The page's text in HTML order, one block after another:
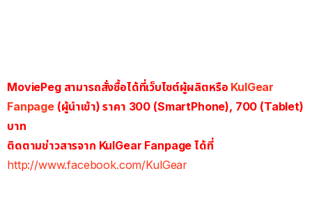
MoviePeg สามารถสั่งซื้อได้ที่เว็บไซต์ผู้ผลิตหรือ KulGear
Fanpage (ผู้นำเข้า) ราคา 300 (SmartPhone), 700 (Tablet)
บาท
ติดตามข่าวสารจาก KulGear Fanpage ได้ที่
http://www.facebook.com/KulGear